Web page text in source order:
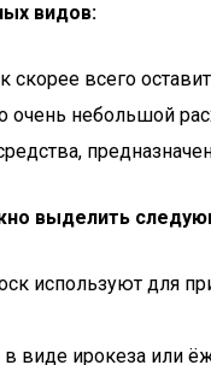
видов:
всего
очень небольшой
выделить
используют для
виде ирокеза или